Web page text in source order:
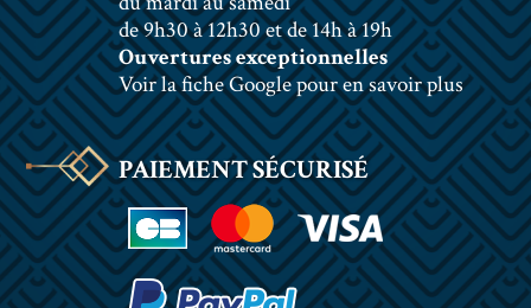
de 9h30 à 12h30 et de 14h à 19h
Ouvertures exceptionnelles
Voir la fiche Google pour en savoir plus
PAIEMENT SÉCURISÉ